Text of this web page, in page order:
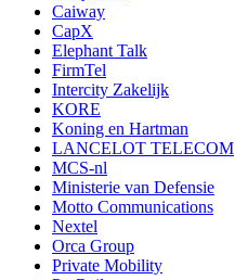
Caiway
CapX
Elephant Talk
FirmTel
Intercity Zakelijk
KORE
Koning en Hartman
LANCELOT TELECOM
MCS-nl
Ministerie van Defensie
Motto Communications
Nextel
Orca Group
Private Mobility